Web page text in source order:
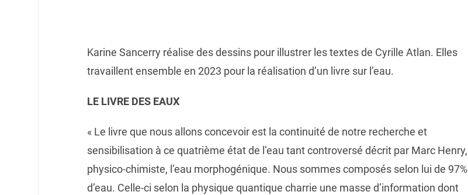
Karine Sancerry réalise des dessins pour illustrer les textes de Cyrille Atlan. Elles
travaillent ensemble en 2023 pour la réalisation d’un livre sur l’eau.
LE LIVRE DES EAUX
« Le livre que nous allons concevoir est la continuité de notre recherche et
sensibilisation à ce quatrième état de l’eau tant controversé décrit par Marc Henry,
physico-chimiste, l’eau morphogénique. Nous sommes composés selon lui de 97%
d’eau. Celle-ci selon la physique quantique charrie une masse d’information dont